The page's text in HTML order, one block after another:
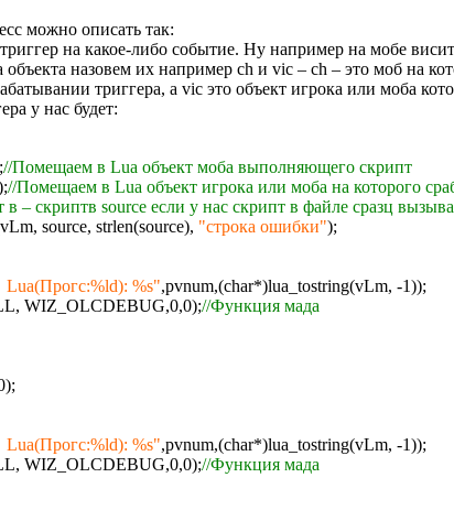
можно описать так:
на какое-либо событие. Ну например на мобе
назовем их например ch и vic – ch – это моб на
триггера, а vic это объект игрока или моба
у нас будет:
//Помещаем в Lua объект моба выполняющего скрипт
//Помещаем в Lua объект игрока или моба на которого
– скриптв source если у нас скрипт в файле сразц
source, strlen(source), "строка ошибки");
%s",pvnum,(char*)lua_tostring(vLm, -1));
WIZ_OLCDEBUG,0,0);//Функция мада
%s",pvnum,(char*)lua_tostring(vLm, -1));
WIZ_OLCDEBUG,0,0);//Функция мада